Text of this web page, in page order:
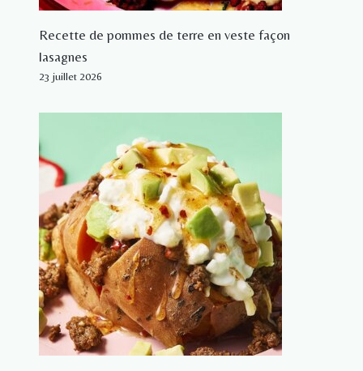
Recette de pommes de terre en veste façon
lasagnes
23 juillet 2026